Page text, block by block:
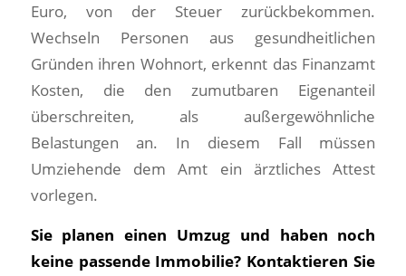
Euro, von der Steuer zurückbekommen.
Wechseln Personen aus gesundheitlichen
Gründen ihren Wohnort, erkennt das Finanzamt
Kosten, die den zumutbaren Eigenanteil
überschreiten, als außergewöhnliche
Belastungen an. In diesem Fall müssen
Umziehende dem Amt ein ärztliches Attest
vorlegen.
Sie planen einen Umzug und haben noch
keine passende Immobilie? Kontaktieren Sie